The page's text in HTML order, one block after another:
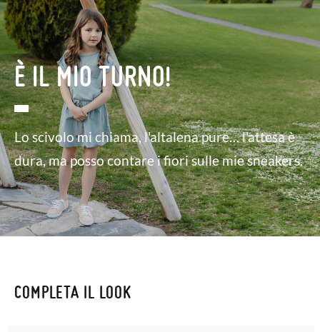
È IL MIO TURNO!
Lo scivolo mi chiama, l'altalena pure… l'attesa è
dura, ma posso contare i fiori sulle mie sneakers.
COMPLETA IL LOOK